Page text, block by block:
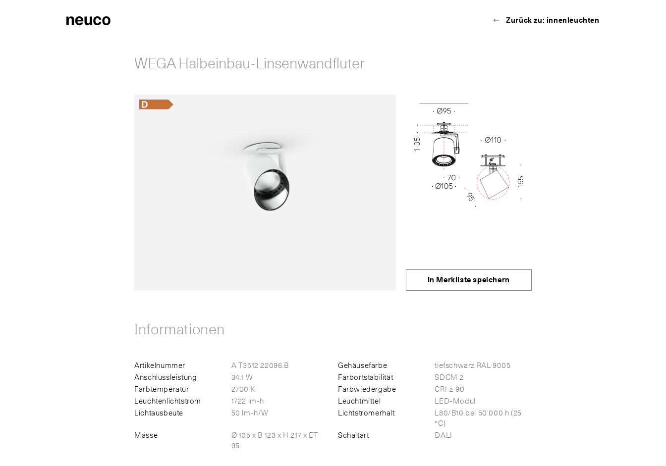
Zurück zu: innenleuchten
WEGA Halbeinbau-Linsenwandfluter
In Merkliste speichern
Informationen
Artikelnummer A T3512 22096.B Gehäusefarbe
tiefschwarz RAL 9005
Anschlussleistung
34.1 W Farbortstabilität
SDCM 2
Farbtemperatur
2700 K Farbwiedergabe
CRI ≥ 90
Leuchtenlichtstrom
1722 lm-h Leuchtmittel
LED-Modul
Lichtausbeute
50 lm-h/W Lichtstromerhalt
L80/B10 bei 50'000 h (25
°C)
Masse
Ø 105 x B 123 x H 217 x ET
95
Schaltart DALI